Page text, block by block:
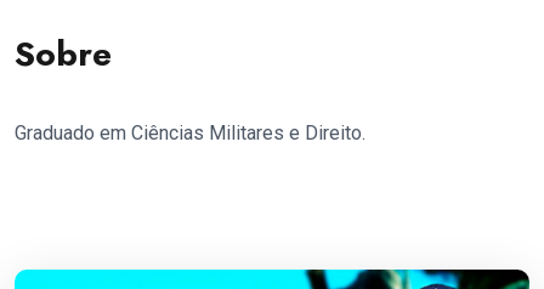
Sobre
Graduado em Ciências Militares e Direito.